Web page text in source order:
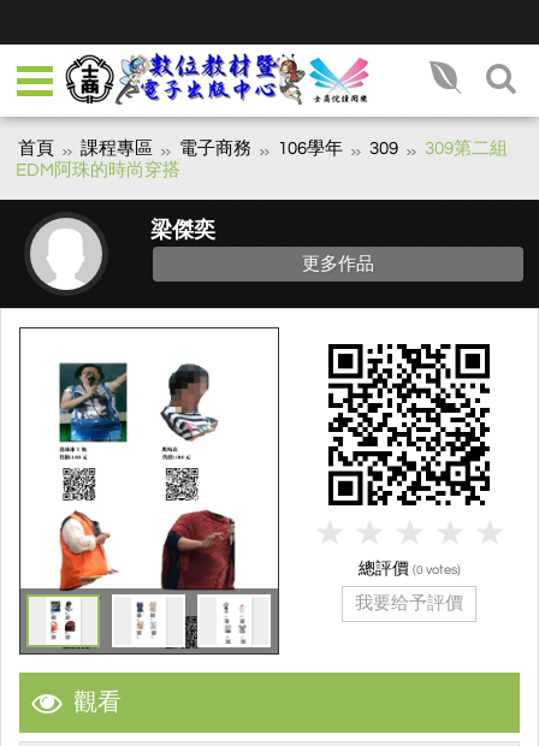
首頁 課程專區 電子商務 106學年 309
309第二組
EDM阿珠的時尚穿搭
梁傑奕
更多作品
觀看
總評價 (0 votes)
我要给予評價